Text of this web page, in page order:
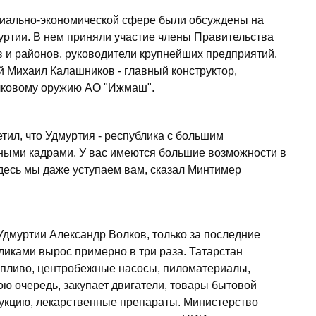
экономической сфере были обсуждены на
В нем приняли участие члены Правительства
районов, руководители крупнейших предприятий.
Калашников - главный конструктор,
оружию АО "Ижмаш".
что Удмуртия - республика с большим
кадрами. У вас имеются большие возможности в
мы даже уступаем вам, сказал Минтимер
Александр Волков, только за последние
вырос примерно в три раза. Татарстан
центробежные насосы, пиломатериалы,
очередь, закупает двигатели, товары бытовой
лекарственные препараты. Министерство